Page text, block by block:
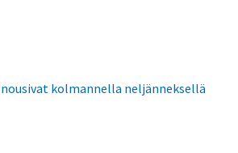
kolmannella neljänneksellä